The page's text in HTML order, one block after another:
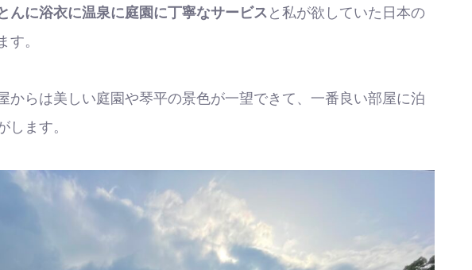
んに浴衣に温泉に庭園に丁寧なサービス と私が欲していた日本の
す。
からは美しい庭園や琴平の景色が一望できて、一番良い部屋に泊
します。